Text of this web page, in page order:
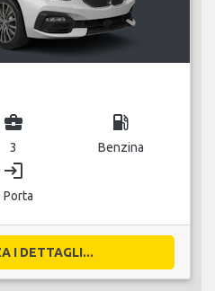
business_center
3
local_gas_station
Benzina
login
Porta
I DETTAGLI...